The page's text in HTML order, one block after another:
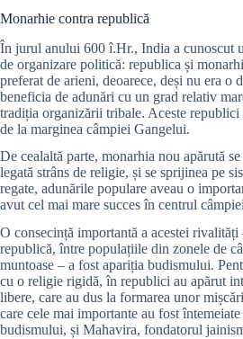
Monarhie contra republică
În jurul anului 600 î.Hr., India a cunoscut
de organizare politică: republica și
preferat de arieni, deoarece, deși nu era o
beneficia de adunări cu un grad relativ
tradiția organizării tribale. Aceste
de la marginea câmpiei Gangelui.
De cealaltă parte, monarhia nou apărută
legată strâns de religie, și se sprijinea pe
regate, adunările populare aveau o
avut cel mai mare succes în centrul
O consecință importantă a acestei
republică, între populațiile din zonele de
muntoase – a fost apariția budismului.
cu o religie rigidă, în republici au apărut
libere, care au dus la formarea unor
care cele mai importante au fost
budismului, și Mahavira, fondatorul